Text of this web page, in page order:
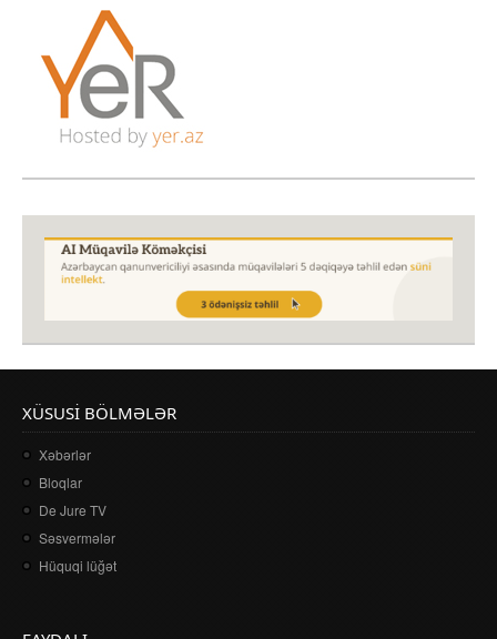
XÜSUSI BÖLMƏLƏR
Xəbərlər
Bloqlar
De Jure TV
Səsvermələr
Hüquqi lüğət